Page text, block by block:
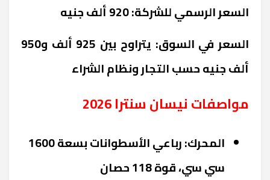
السعر الرسمي للشركة: 920 ألف جنيه
السعر في السوق: يتراوح بين 925 ألف و950
ألف جنيه حسب التجار ونظام الشراء
مواصفات نيسان سنترا 2026
المحرك: رباعي الأسطوانات بسعة 1600
سي سي، قوة 118 حصان